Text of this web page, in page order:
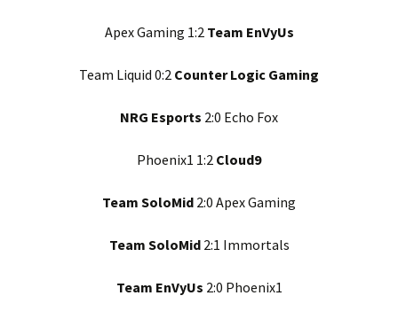
Apex Gaming 1:2 Team EnVyUs
Team Liquid 0:2 Counter Logic Gaming
NRG Esports 2:0 Echo Fox
Phoenix1 1:2 Cloud9
Team SoloMid 2:0 Apex Gaming
Team SoloMid2:1 Immortals
Team EnVyUs 2:0 Phoenix1